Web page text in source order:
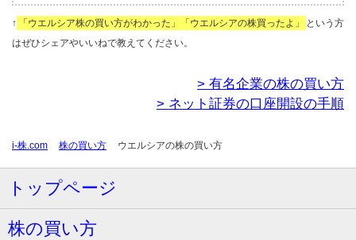
↑ 「ウエルシア株の買い方がわかった」「ウエルシアの株買ったよ」
という方
はぜひシェアやいいねで教えてください。
> 有名企業の株の買い方
> ネット証券の口座開設の手順
i-株.com 株の買い方 ウエルシアの株の買い方
トップページ
株の買い方